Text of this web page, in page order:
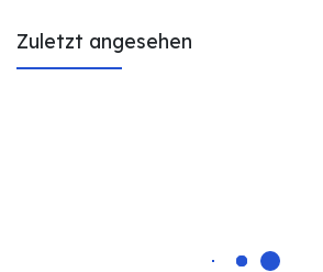
Zuletzt angesehen